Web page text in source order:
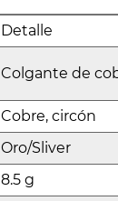
Detalle
Colgante de
Cobre, circón
Oro/Sliver
8.5 g